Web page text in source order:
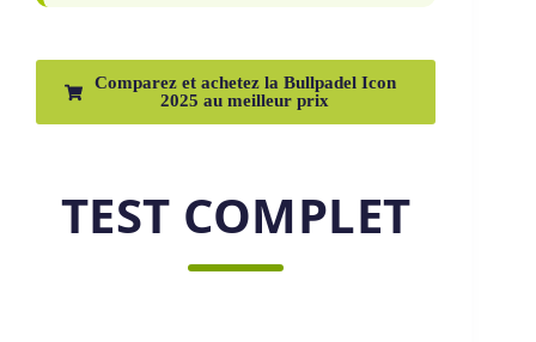
Comparez et achetez la Bullpadel Icon
2025 au meilleur prix
TEST COMPLET